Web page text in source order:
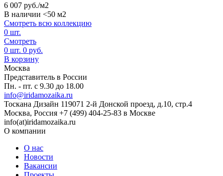
6 007 руб./м2
В наличии <50 м2
Смотреть всю коллекцию
0 шт.
Смотреть
0 шт. 0 руб.
В корзину
Москва
Представитель в России
Пн. - пт. с 9.30 до 18.00
info@iridamozaika.ru
Тоскана Дизайн 119071 2-й Донской проезд, д.10, стр.4
Москва, Россия +7 (499) 404-25-83 в Москве
info(at)iridamozaika.ru
О компании
О нас
Новости
Вакансии